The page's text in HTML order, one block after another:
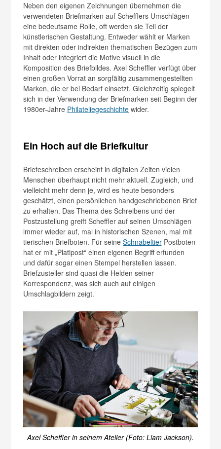
Neben den eigenen Zeichnungen übernehmen die
verwendeten Briefmarken auf Schefflers Umschlägen
eine bedeutsame Rolle, oft werden sie Teil der
künstlerischen Gestaltung. Entweder wählt er Marken
mit direkten oder indirekten thematischen Bezügen zum
Inhalt oder integriert die Motive visuell in die
Komposition des Briefbildes. Axel Scheffler verfügt über
einen großen Vorrat an sorgfältig zusammengestellten
Marken, die er bei Bedarf einsetzt. Gleichzeitig spiegelt
sich in der Verwendung der Briefmarken seit Beginn der
1980er-Jahre Philateliegeschichte wider.
Ein Hoch auf die Briefkultur
Briefeschreiben erscheint in digitalen Zeiten vielen
Menschen überhaupt nicht mehr aktuell. Zugleich, und
vielleicht mehr denn je, wird es heute besonders
geschätzt, einen persönlichen handgeschriebenen Brief
zu erhalten. Das Thema des Schreibens und der
Postzustellung greift Scheffler auf seinen Umschlägen
immer wieder auf, mal in historischen Szenen, mal mit
tierischen Briefboten. Für seineSchnabeltier-Postboten
hat er mit „Platipost“ einen eigenen Begriff erfunden
und dafür sogar einen Stempel herstellen lassen.
Briefzusteller sind quasi die Helden seiner
Korrespondenz, was sich auch auf einigen
Umschlagbildern zeigt.
Axel Scheffler in seinem Atelier (Foto: Liam Jackson).